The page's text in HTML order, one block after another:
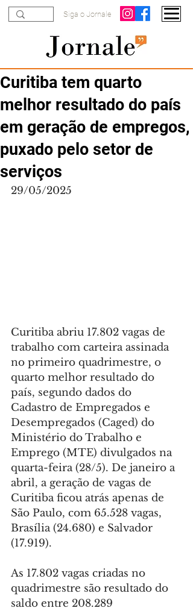
Siga o Jornale
Curitiba tem quarto
melhor resultado do país
em geração de empregos,
puxado pelo setor de
serviços
29/05/2025
Curitiba abriu 17.802 vagas de
trabalho com carteira assinada
no primeiro quadrimestre, o
quarto melhor resultado do
país, segundo dados do
Cadastro de Empregados e
Desempregados (Caged) do
Ministério do Trabalho e
Emprego (MTE) divulgados na
quarta-feira (28/5). De janeiro a
abril, a geração de vagas de
Curitiba ficou atrás apenas de
São Paulo, com 65.528 vagas,
Brasília (24.680) e Salvador
(17.919).
As 17.802 vagas criadas no
quadrimestre são resultado do
saldo entre 208.289